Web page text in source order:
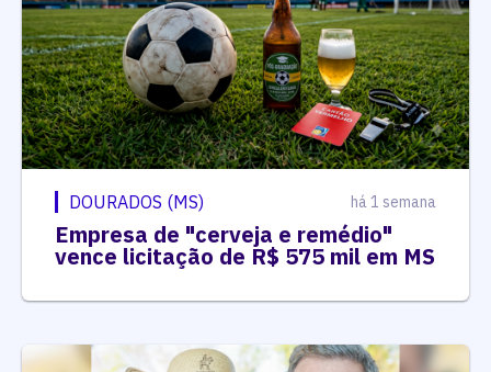
DOURADOS (MS) há 1 semana
Empresa de "cerveja e remédio"
vence licitação de R$ 575 mil em MS